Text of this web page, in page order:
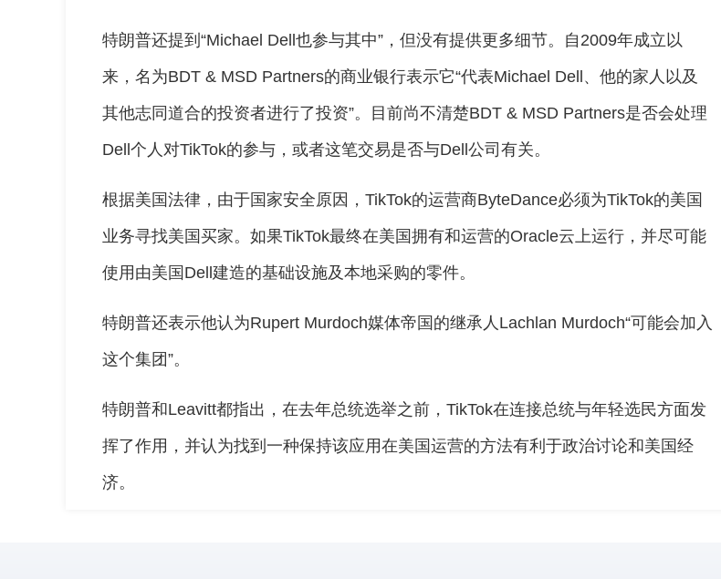
特朗普还提到“Michael Dell也参与其中”，但没有提供更多细节。自2009年成立以
来，名为BDT & MSD Partners的商业银行表示它“代表Michael Dell、他的家人以及
其他志同道合的投资者进行了投资”。目前尚不清楚BDT & MSD Partners是否会处理
Dell个人对TikTok的参与，或者这笔交易是否与Dell公司有关。
根据美国法律，由于国家安全原因，TikTok的运营商ByteDance必须为TikTok的美国
业务寻找美国买家。如果TikTok最终在美国拥有和运营的Oracle云上运行，并尽可能
使用由美国Dell建造的基础设施及本地采购的零件。
特朗普还表示他认为Rupert Murdoch媒体帝国的继承人Lachlan Murdoch“可能会加入
这个集团”。
特朗普和Leavitt都指出，在去年总统选举之前，TikTok在连接总统与年轻选民方面发
挥了作用，并认为找到一种保持该应用在美国运营的方法有利于政治讨论和美国经
济。